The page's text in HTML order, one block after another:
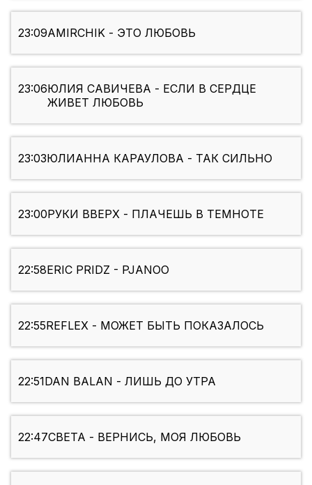
23:09AMIRCHIK - ЭТО ЛЮБОВЬ
23:06ЮЛИЯ САВИЧЕВА - ЕСЛИ В СЕРДЦЕ
ЖИВЕТ ЛЮБОВЬ
23:03ЮЛИАННА КАРАУЛОВА - ТАК СИЛЬНО
23:00РУКИ ВВЕРХ - ПЛАЧЕШЬ В ТЕМНОТЕ
22:58ERIC PRIDZ - PJANOO
22:55REFLEX - МОЖЕТ БЫТЬ ПОКАЗАЛОСЬ
22:51DAN BALAN - ЛИШЬ ДО УТРА
22:47СВЕТА - ВЕРНИСЬ, МОЯ ЛЮБОВЬ